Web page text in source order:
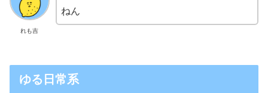
れも吉
ねん
ゆる日常系